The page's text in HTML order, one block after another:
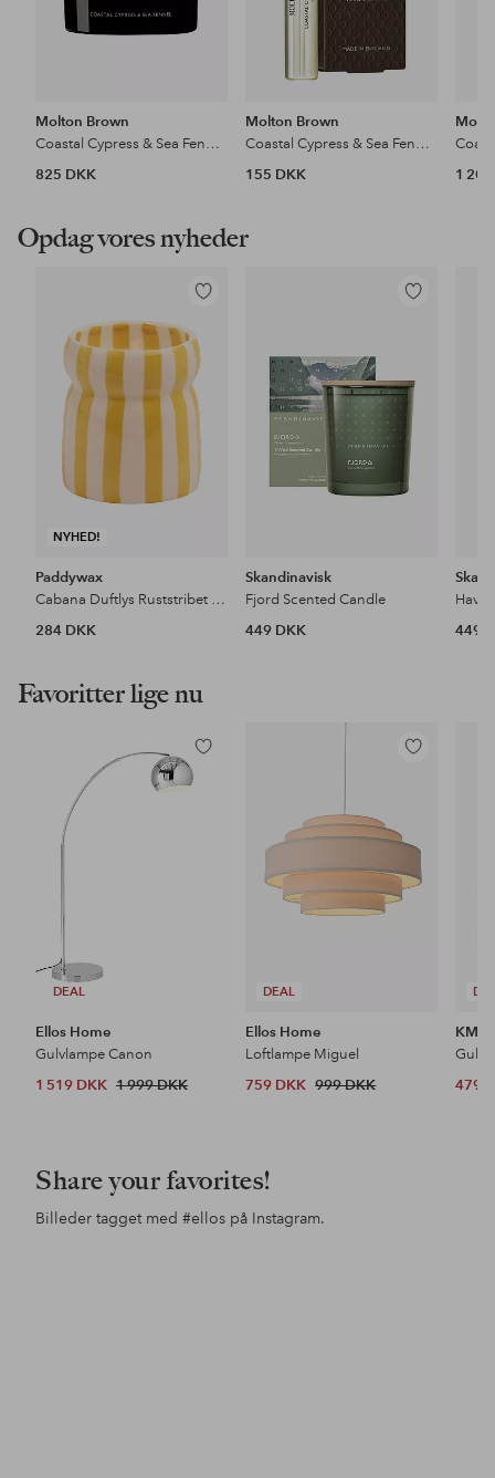
Molton Brown
Coastal Cypress & Sea Fennel Luxury Scented Candle
825 DKK
Molton Brown
Coastal Cypress & Sea Fennel Edp
155 DKK
1
Opdag vores nyheder
NYHED!
Tilføj
favoritter
Paddywax
Cabana Duftlys Ruststribet keramik - Sienna Sunset i æske
284 DKK
Tilføj
Skandinavisk
Fjord Scented Candle
449 DKK
Hav
449
Favoritter lige nu
DEAL
Tilføj
til
Ellos Home
Gulvlampe Canon
1 519 DKK 1 999 DKK
DEAL
Tilføj
Ellos Home
Loftlampe Miguel
759 DKK 999 DKK
KM
479
Share your favorites!
Billeder tagget med #ellos på Instagram.